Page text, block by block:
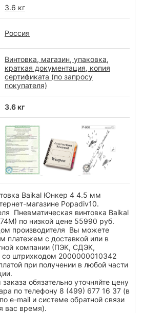
3.6 кг
Россия
Винтовка, магазин, упаковка,
краткая документация, копия
сертификата (по запросу
покупателя)
3.6 кг
Baikal Юнкер 4 4.5 мм
магазине Popadiv10.
Пневматическая винтовка Baikal
по низкой цене 55990 руб.
производителя Вы можете
платежем с доставкой или в
компании (ПЭК, СДЭК,
со штрихкодом 2000000010342
при получении в любой части
обязательно уточняйте цену
по телефону 8 (499) 677 16 37 (в
e-mail и системе обратной связи
вас время).